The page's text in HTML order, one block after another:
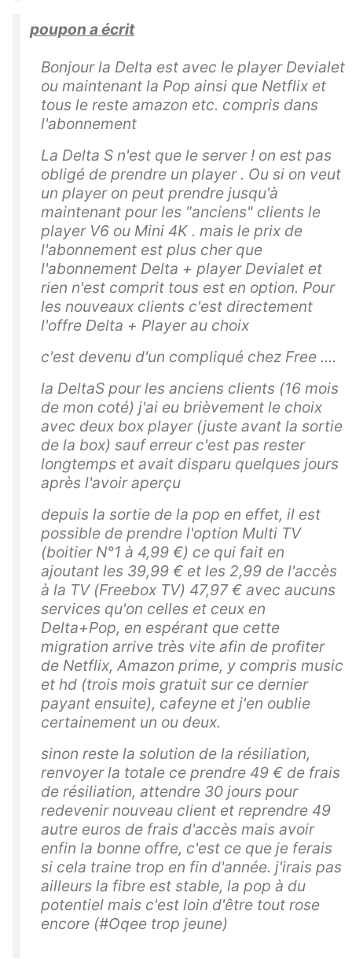
poupon a écrit
Bonjour la Delta est avec le player Devialet
ou maintenant la Pop ainsi que Netflix et
tous le reste amazon etc. compris dans
l'abonnement
La Delta S n'est que le server ! on est pas
obligé de prendre un player . Ou si on veut
un player on peut prendre jusqu'à
maintenant pour les "anciens" clients le
player V6 ou Mini 4K . mais le prix de
l'abonnement est plus cher que
l'abonnement Delta + player Devialet et
rien n'est comprit tous est en option. Pour
les nouveaux clients c'est directement
l'offre Delta + Player au choix
c'est devenu d'un compliqué chez Free ....
la DeltaS pour les anciens clients (16 mois
de mon coté) j'ai eu brièvement le choix
avec deux box player (juste avant la sortie
de la box) sauf erreur c'est pas rester
longtemps et avait disparu quelques jours
après l'avoir aperçu
depuis la sortie de la pop en effet, il est
possible de prendre l'option Multi TV
(boitier N°1 à 4,99 €) ce qui fait en
ajoutant les 39,99 € et les 2,99 de l'accès
à la TV (Freebox TV) 47,97 € avec aucuns
services qu'on celles et ceux en
Delta+Pop, en espérant que cette
migration arrive très vite afin de profiter
de Netflix, Amazon prime, y compris music
et hd (trois mois gratuit sur ce dernier
payant ensuite), cafeyne et j'en oublie
certainement un ou deux.
sinon reste la solution de la résiliation,
renvoyer la totale ce prendre 49 € de frais
de résiliation, attendre 30 jours pour
redevenir nouveau client et reprendre 49
autre euros de frais d'accès mais avoir
enfin la bonne offre, c'est ce que je ferais
si cela traine trop en fin d'année. j'irais pas
ailleurs la fibre est stable, la pop à du
potentiel mais c'est loin d'être tout rose
encore (#Oqee trop jeune)